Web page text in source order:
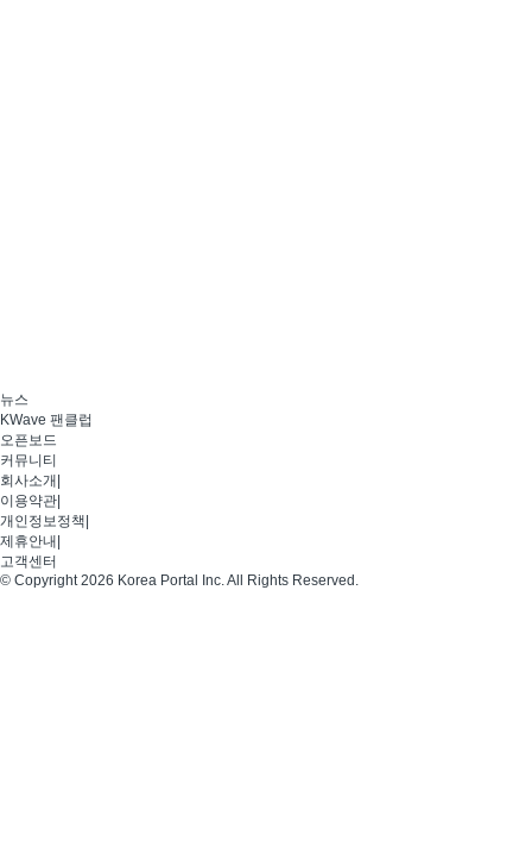
뉴스
KWave 팬클럽
오픈보드
커뮤니티
회사소개
이용약관
개인정보정책
제휴안내
고객센터
© Copyright 2026 Korea Portal Inc. All Rights Reserved.